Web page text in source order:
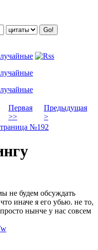
Первая
>>
Предыдущая
>
№192
не будем обсуждать
иначе я его убью. не то,
нынче у нас совсем